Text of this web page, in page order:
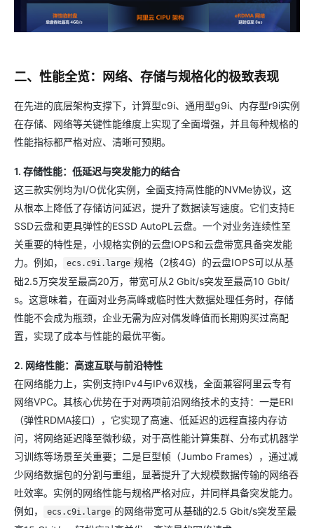
二、性能全览：网络、存储与规格化的极致表现
在先进的底层架构支撑下，计算型c9i、通用型g9i、内存型r9i实例
在存储、网络等关键性能维度上实现了全面增强，并且每种规格的
性能指标都严格对应、清晰可预期。
1. 存储性能：低延迟与突发能力的结合
这三款实例均为I/O优化实例，全面支持高性能的NVMe协议，这
从根本上降低了存储访问延迟，提升了数据读写速度。它们支持E
SSD云盘和更具弹性的ESSD AutoPL云盘。一个对业务连续性至
关重要的特性是，小规格实例的云盘IOPS和云盘带宽具备突发能
力。例如，
ecs.c9i.large 规格（2核4G）的云盘IOPS可以从基
础2.5万突发至最高20万，带宽可从2 Gbit/s突发至最高10 Gbit/
s。这意味着，在面对业务高峰或临时性大数据处理任务时，存储
性能不会成为瓶颈，企业无需为应对偶发峰值而长期购买过高配
置，实现了成本与性能的最优平衡。
2. 网络性能：高速互联与前沿特性
在网络能力上，实例支持IPv4与IPv6双栈，全面兼容阿里云专有
网络VPC。其核心优势在于对两项前沿网络技术的支持：一是ERI
（弹性RDMA接口），它实现了高速、低延迟的远程直接内存访
问，将网络延迟降至微秒级，对于高性能计算集群、分布式机器学
习训练等场景至关重要；二是巨型帧（Jumbo Frames），通过减
少网络数据包的分割与重组，显著提升了大规模数据传输的网络吞
吐效率。实例的网络性能与规格严格对应，并同样具备突发能力。
例如，
ecs.c9i.large 的网络带宽可从基础的2.5 Gbit/s突发至最